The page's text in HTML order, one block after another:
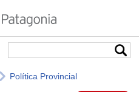
Política Provincial